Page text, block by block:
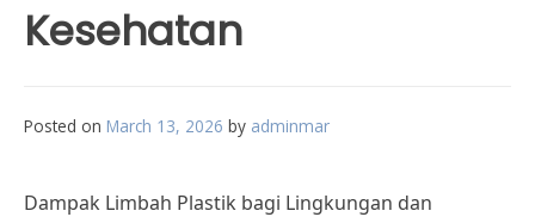
Kesehatan
Posted on March 13, 2026 by adminmar
Dampak Limbah Plastik bagi Lingkungan dan